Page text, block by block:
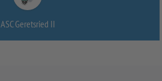
ASC Geretsried II